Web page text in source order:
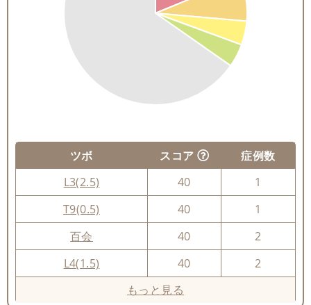
ツボ スコア
症例数
L3(2.5)
40
1
T9(0.5)
40
1
百会
40
2
L4(1.5)
40
2
もっと見る